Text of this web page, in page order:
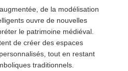
de la modélisation
ouvre de nouvelles
le patrimoine médiéval.
de créer des espaces
tout en restant
traditionnels.